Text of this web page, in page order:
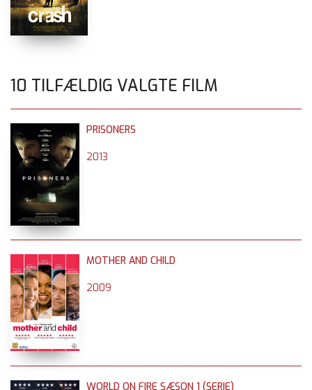
10 TILFÆLDIG VALGTE FILM
PRISONERS
2013
MOTHER AND CHILD
2009
WORLD ON FIRE SÆSON 1 (SERIE)